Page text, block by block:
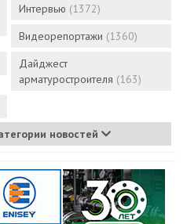
Интервью (1372)
Видеорепортажи (1360)
Дайджест
арматуростроителя (163)
новостей